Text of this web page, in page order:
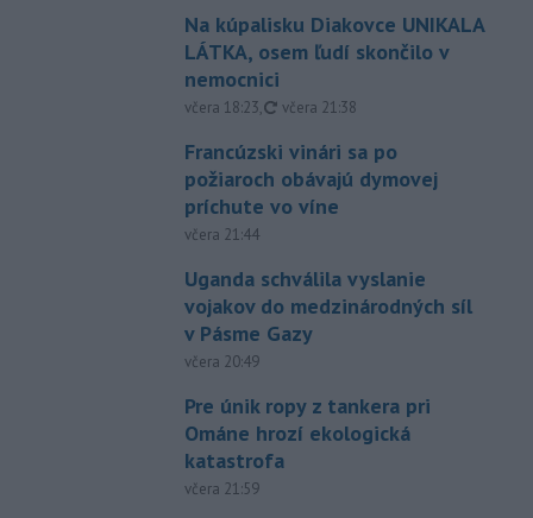
Na kúpalisku Diakovce UNIKALA
LÁTKA, osem ľudí skončilo v
nemocnici
včera 18:23, aktualizované
včera 21:38
Francúzski vinári sa po
požiaroch obávajú dymovej
príchute vo víne
včera 21:44
Uganda schválila vyslanie
vojakov do medzinárodných síl
v Pásme Gazy
včera 20:49
Pre únik ropy z tankera pri
Ománe hrozí ekologická
katastrofa
včera 21:59